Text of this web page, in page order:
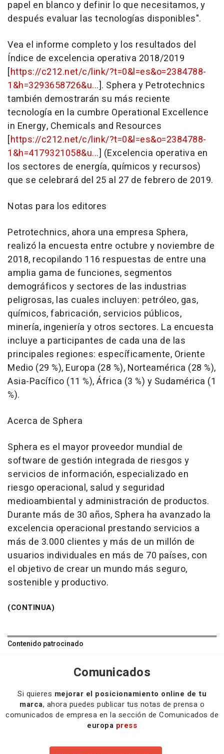
papel en blanco y definir lo que necesitamos, y
después evaluar las tecnologías disponibles".
Vea el informe completo y los resultados del
Índice de excelencia operativa 2018/2019
[https://c212.net/c/link/?t=0&l=es&o=2384788-
1&h=3293658726&u...]. Sphera y Petrotechnics
también demostrarán su más reciente
tecnología en la cumbre Operational Excellence
in Energy, Chemicals and Resources
[https://c212.net/c/link/?t=0&l=es&o=2384788-
1&h=4179321058&u...] (Excelencia operativa en
los sectores de energía, químicos y recursos)
que se celebrará del 25 al 27 de febrero de 2019.
Notas para los editores
Petrotechnics, ahora una empresa Sphera,
realizó la encuesta entre octubre y noviembre de
2018, recopilando 116 respuestas de entre una
amplia gama de funciones, segmentos
demográficos y sectores de las industrias
peligrosas, las cuales incluyen: petróleo, gas,
químicos, fabricación, servicios públicos,
minería, ingeniería y otros sectores. La encuesta
incluye a participantes de cada una de las
principales regiones: específicamente, Oriente
Medio (29 %), Europa (28 %), Norteamérica (28 %),
Asia-Pacífico (11 %), África (3 %) y Sudamérica (1
%).
Acerca de Sphera
Sphera es el mayor proveedor mundial de
software de gestión integrada de riesgos y
servicios de información, especializado en
riesgo operacional, salud y seguridad
medioambiental y administración de productos.
Durante más de 30 años, Sphera ha avanzado la
excelencia operacional prestando servicios a
más de 3.000 clientes y más de un millón de
usuarios individuales en más de 70 países, con
el objetivo de crear un mundo más seguro,
sostenible y productivo.
(CONTINUA)
Contenido patrocinado
Comunicados
Si quieres mejorar el posicionamiento online de tu
marca, ahora puedes publicar tus notas de prensa o
comunicados de empresa en la sección de Comunicados de
europa press